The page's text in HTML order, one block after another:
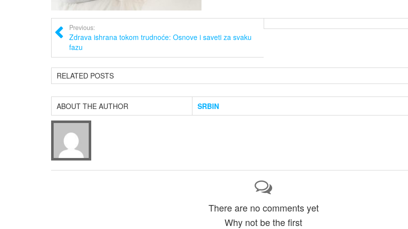
Previous:
Zdrava ishrana tokom trudnoće: Osnove i saveti za svaku
fazu
RELATED POSTS
ABOUT THE AUTHOR SRBIN
There are no comments yet
Why not be the first